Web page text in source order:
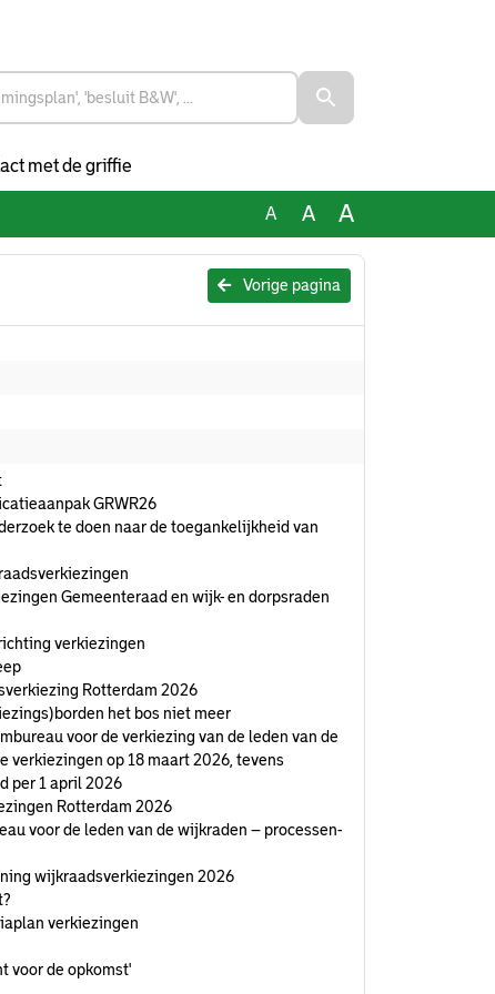
met de griffie
A A A
Vorige pagina
GRWR26
te doen naar de toegankelijkheid van
Gemeenteraad en wijk- en dorpsraden
verkiezingen
Rotterdam 2026
het bos niet meer
voor de verkiezing van de leden van de
verkiezingen op 18 maart 2026, tevens
per 1 april 2026
Rotterdam 2026
voor de leden van de wijkraden – processen-
wijkraadsverkiezingen 2026
verkiezingen
voor de opkomst'